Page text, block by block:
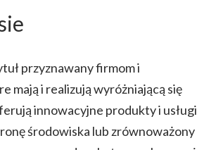
przyznawany firmom i
mają i realizują wyróżniającą się
innowacyjne produkty i usługi
środowiska lub zrównoważony